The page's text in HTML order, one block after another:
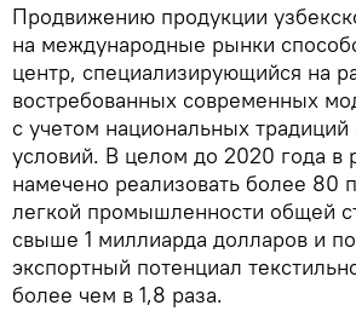
Продвижению продукции
на международные рынки
центр, специализирующийся на
востребованных современных
с учетом национальных
условий. В целом до 2020 года в
намечено реализовать более 80
легкой промышленности общей
свыше 1 миллиарда долларов и
экспортный потенциал
более чем в 1,8 раза.